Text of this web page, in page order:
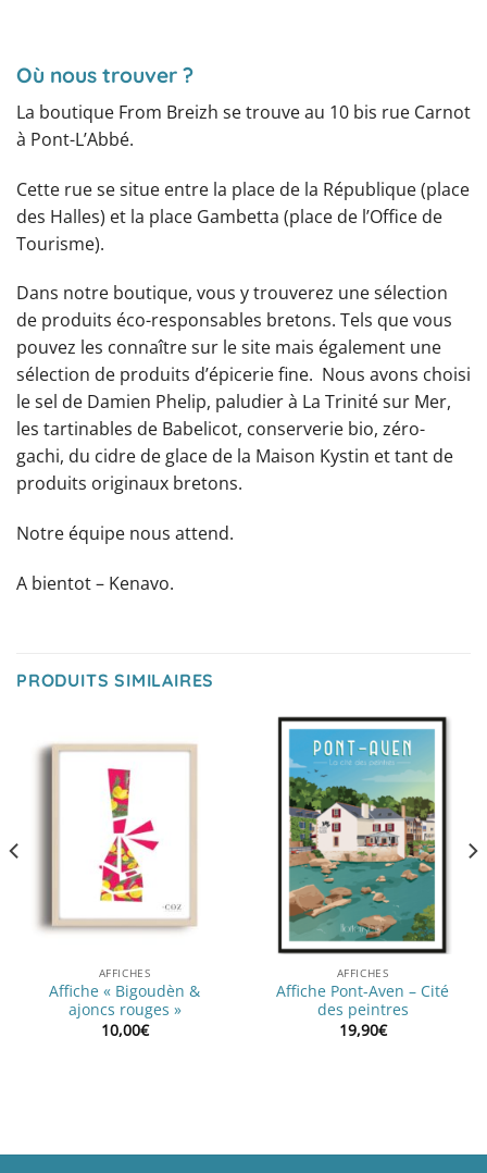
Où nous trouver ?
La boutique From Breizh se trouve au 10 bis rue Carnot
à Pont-L’Abbé.
Cette rue se situe entre la place de la République (place
des Halles) et la place Gambetta (place de l’Office de
Tourisme).
Dans notre boutique, vous y trouverez une sélection
de produits éco-responsables bretons. Tels que vous
pouvez les connaître sur le site mais également une
sélection de produits d’épicerie fine. Nous avons choisi
le sel de Damien Phelip, paludier à La Trinité sur Mer,
les tartinables de Babelicot, conserverie bio, zéro-
gachi, du cidre de glace de la Maison Kystin et tant de
produits originaux bretons.
Notre équipe nous attend.
A bientot – Kenavo.
PRODUITS SIMILAIRES
AFFICHES
Affiche « Bigoudèn &
ajoncs rouges »
10,00€
AFFICHES
Affiche Pont-Aven – Cité
des peintres
19,90€